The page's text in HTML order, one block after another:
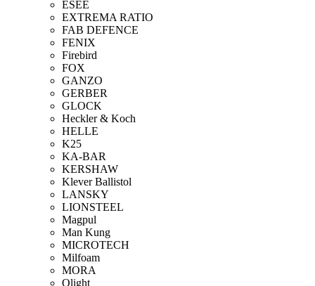
ESEE
EXTREMA RATIO
FAB DEFENCE
FENIX
Firebird
FOX
GANZO
GERBER
GLOCK
Heckler & Koch
HELLE
K25
KA-BAR
KERSHAW
Klever Ballistol
LANSKY
LIONSTEEL
Magpul
Man Kung
MICROTECH
Milfoam
MORA
Olight